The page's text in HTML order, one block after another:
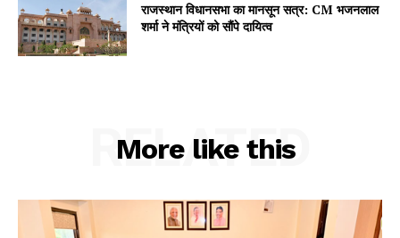
My account
राजस्थान विधानसभा का मानसून सत्र: CM भजनलाल
शर्मा ने मंत्रियों को सौंपे दायित्व
More like this
RELATED